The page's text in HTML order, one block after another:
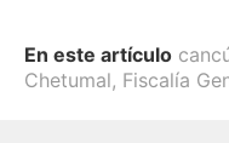
En este artículo
Chetumal, Fiscalía